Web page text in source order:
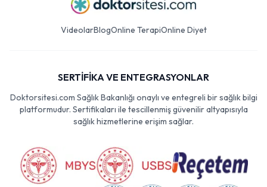
VideolarBlogOnline TerapiOnline Diyet
SERTİFİKA VE ENTEGRASYONLAR
Doktorsitesi.com Sağlık Bakanlığı onaylı ve entegreli bir sağlık bilgi
platformudur. Sertifikaları ile tescillenmiş güvenilir altyapısıyla
sağlık hizmetlerine erişim sağlar.